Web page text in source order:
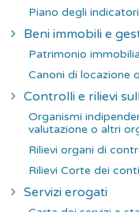
Piano degli
Beni immobili e
Patrimonio
Canoni di locazione
Controlli e rilievi
Organismi
valutazione o altri
Rilievi organi di
Rilievi Corte dei conti
Servizi erogati